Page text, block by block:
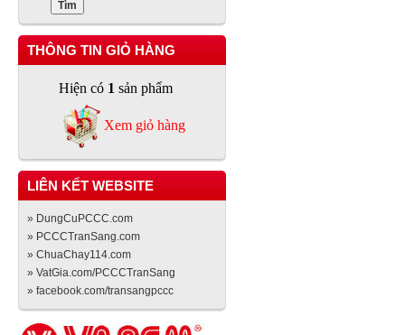
THÔNG TIN GIỎ HÀNG
Hiện có 1 sản phẩm
Xem giỏ hàng
LIÊN KẾT WEBSITE
» DungCuPCCC.com
» PCCCTranSang.com
» ChuaChay114.com
» VatGia.com/PCCCTranSang
» facebook.com/transangpccc